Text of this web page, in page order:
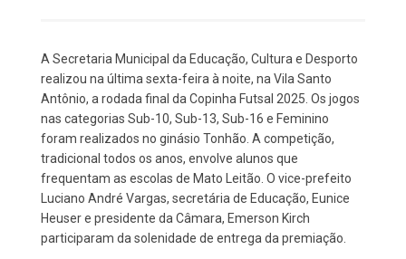
A Secretaria Municipal da Educação, Cultura e Desporto
realizou na última sexta-feira à noite, na Vila Santo
Antônio, a rodada final da Copinha Futsal 2025. Os jogos
nas categorias Sub-10, Sub-13, Sub-16 e Feminino
foram realizados no ginásio Tonhão. A competição,
tradicional todos os anos, envolve alunos que
frequentam as escolas de Mato Leitão. O vice-prefeito
Luciano André Vargas, secretária de Educação, Eunice
Heuser e presidente da Câmara, Emerson Kirch
participaram da solenidade de entrega da premiação.